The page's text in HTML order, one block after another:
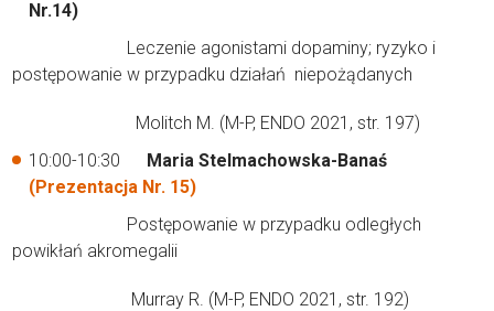
Nr.14)
Leczenie agonistami dopaminy; ryzyko i
postępowanie w przypadku działań niepożądanych
Molitch M. (M-P, ENDO 2021, str. 197)
10:00-10:30 Maria Stelmachowska-Banaś
(Prezentacja Nr. 15)
Postępowanie w przypadku odległych
powikłań akromegalii
Murray R. (M-P, ENDO 2021, str. 192)